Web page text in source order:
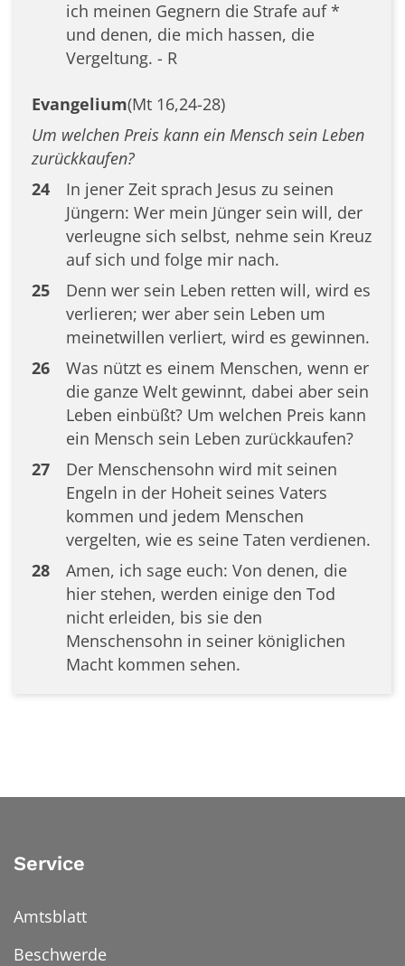
ich meinen Gegnern die Strafe auf *
und denen, die mich hassen, die
Vergeltung. - R
Evangelium(Mt 16,24-28)
Um welchen Preis kann ein Mensch sein Leben
zurückkaufen?
24
In jener Zeit sprach Jesus zu seinen
Jüngern: Wer mein Jünger sein will, der
verleugne sich selbst, nehme sein Kreuz
auf sich und folge mir nach.
25
Denn wer sein Leben retten will, wird es
verlieren; wer aber sein Leben um
meinetwillen verliert, wird es gewinnen.
26
Was nützt es einem Menschen, wenn er
die ganze Welt gewinnt, dabei aber sein
Leben einbüßt? Um welchen Preis kann
ein Mensch sein Leben zurückkaufen?
27
Der Menschensohn wird mit seinen
Engeln in der Hoheit seines Vaters
kommen und jedem Menschen
vergelten, wie es seine Taten verdienen.
28
Amen, ich sage euch: Von denen, die
hier stehen, werden einige den Tod
nicht erleiden, bis sie den
Menschensohn in seiner königlichen
Macht kommen sehen.
Service
Amtsblatt
Beschwerde